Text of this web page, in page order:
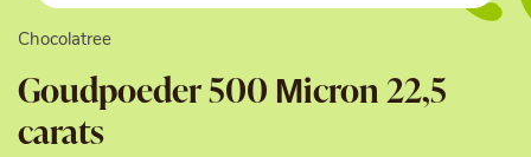
Chocolatree
Goudpoeder 500 Μicron 22,5
carats